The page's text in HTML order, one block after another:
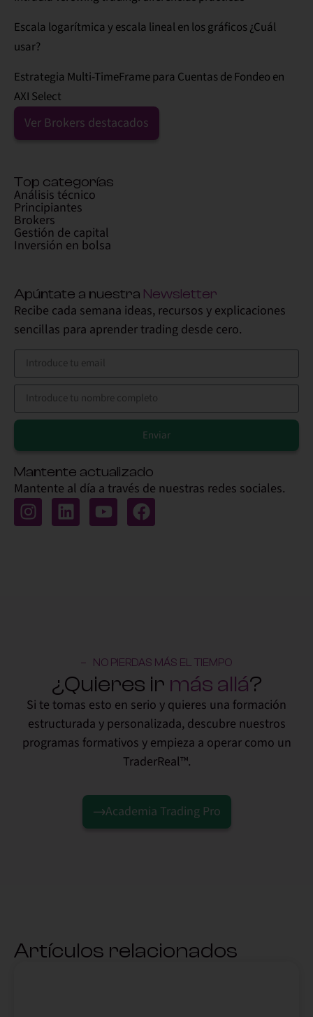
Escala logarítmica y escala lineal en los gráficos ¿Cuál
usar?
Estrategia Multi-TimeFrame para Cuentas de Fondeo en
AXI Select
Ver Brokers destacados
Top categorías
Análisis técnico
Principiantes
Brokers
Gestión de capital
Inversión en bolsa
Apúntate a nuestra Newsletter
Recibe cada semana ideas, recursos y explicaciones
sencillas para aprender trading desde cero.
Enviar
Mantente actualizado
Mantente al día a través de nuestras redes sociales.
NO PIERDAS MÁS EL TIEMPO
¿Quieres ir más allá?
Si te tomas esto en serio y quieres una formación
estructurada y personalizada, descubre nuestros
programas formativos y empieza a operar como un
TraderReal™.
Academia Trading Pro
Artículos relacionados